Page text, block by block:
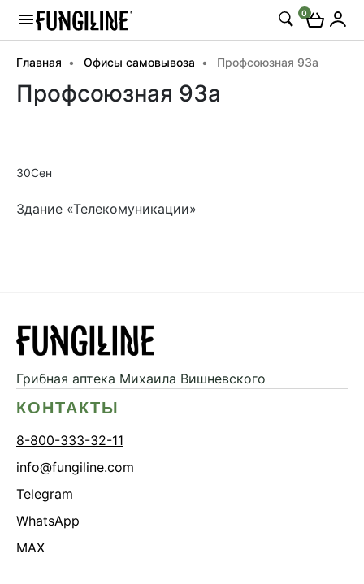
0
Главная Офисы самовывоза Профсоюзная 93а
Профсоюзная 93а
30Сен
Здание «Телекомуникации»
Грибная аптека Михаила Вишневского
КОНТАКТЫ
8-800-333-32-11
info@fungiline.com
Telegram
WhatsApp
MAX